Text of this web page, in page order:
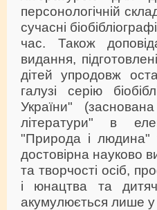
персонологічній
сучасні
час. Також
видання,
дітей упродовж
галузі серію
України"
літератури" в
"Природа і
достовірна науково
та творчості осіб,
і юнацтва та
акумулюється лише у